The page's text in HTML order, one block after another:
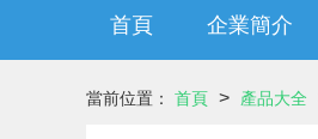
首頁 企業簡介
當前位置： 首頁 > 產品大全